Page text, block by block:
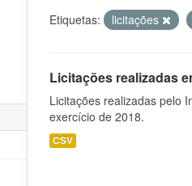
Etiquetas: licitações
Licitações realizadas
Licitações realizadas pelo
exercício de 2018.
CSV